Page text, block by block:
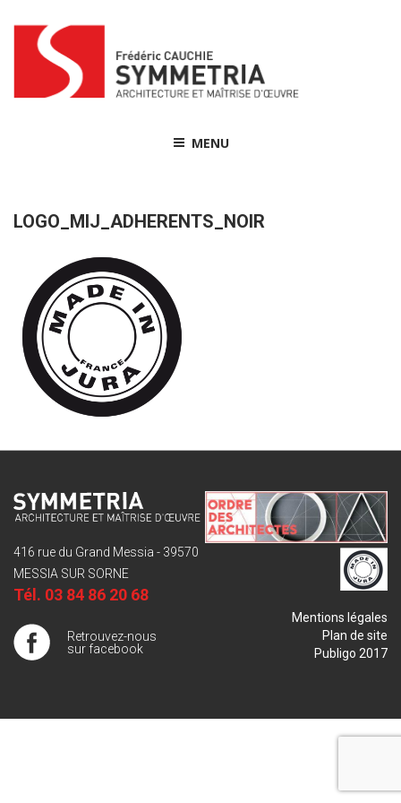
content
MENU
LOGO_MIJ_ADHERENTS_NOIR
416 rue du Grand Messia - 39570
MESSIA SUR SORNE
Tél. 03 84 86 20 68
Retrouvez-nous
sur facebook
Mentions légales
Plan de site
Publigo 2017